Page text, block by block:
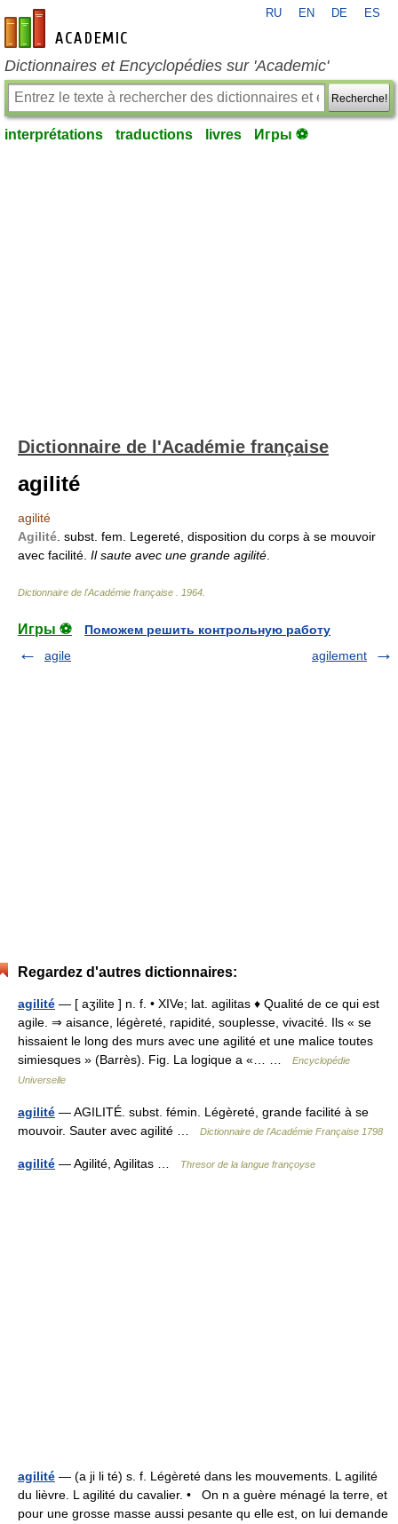
fr-academic.com
RU EN DE ES
Dictionnaires et Encyclopédies sur 'Academic'
Recherche!
interprétations traductions livres Игры ⚽
Dictionnaire de l'Académie française
agilité
agilité
Agilité . subst. fem. Legereté, disposition du corps à se mouvoir
avec facilité. Il saute avec une grande agilité
Dictionnaire de l'Académie française 1964
Игры ⚽
Поможем решить контрольную работу
agile
agilement
Regardez d'autres dictionnaires:
agilité — [ aʒilite ] n. f. • XIVe; lat. agilitas ♦ Qualité de ce qui est
agile. ⇒ aisance, légèreté, rapidité, souplesse, vivacité. Ils « se
hissaient le long des murs avec une agilité et une malice toutes
simiesques » (Barrès). Fig. La logique a «… …
Encyclopédie
Universelle
agilité — AGILITÉ. subst. fémin. Légèreté, grande facilité à se
mouvoir. Sauter avec agilité …
Dictionnaire de l'Académie Française 1798
agilité — Agilité, Agilitas … Thresor de la langue françoyse
agilité — (a ji li té) s. f. Légèreté dans les mouvements. L agilité
du lièvre. L agilité du cavalier. • On n a guère ménagé la terre, et
pour une grosse masse aussi pesante qu elle est, on lui demande